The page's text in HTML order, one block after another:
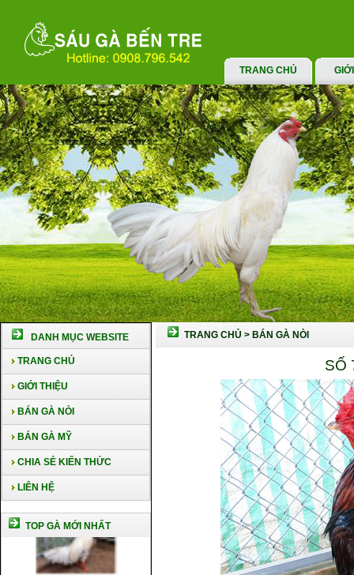
TRANG CHỦ
DANH MỤC WEBSITE
TRANG CHỦ
GIỚI THIỆU
BÁN GÀ NÒI
BÁN GÀ MỸ
CHIA SẺ KIẾN THỨC
LIÊN HỆ
TOP GÀ MỚI NHẤT
TRANG CHỦ > BÁN GÀ NÒI
SỐ